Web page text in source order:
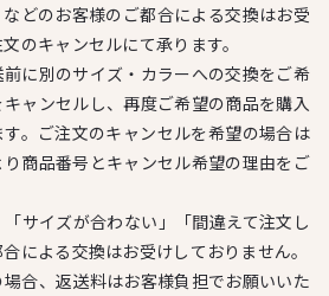
どのお客様のご都合による交換はお受
のキャンセルにて承ります。
に別のサイズ・カラーへの交換をご希
ャンセルし、再度ご希望の商品を購入
。ご注文のキャンセルを希望の場合は
商品番号とキャンセル希望の理由をご
サイズが合わない」「間違えて注文し
による交換はお受けしておりません。
合、返送料はお客様負担でお願いいた